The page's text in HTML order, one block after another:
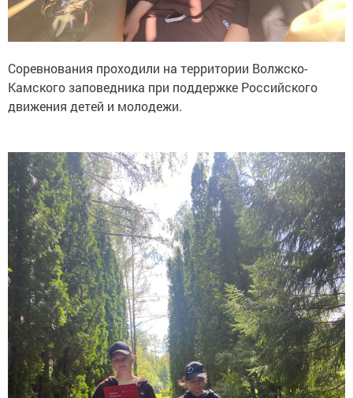
Соревнования проходили на территории Волжско-
Камского заповедника при поддержке Российского
движения детей и молодежи.